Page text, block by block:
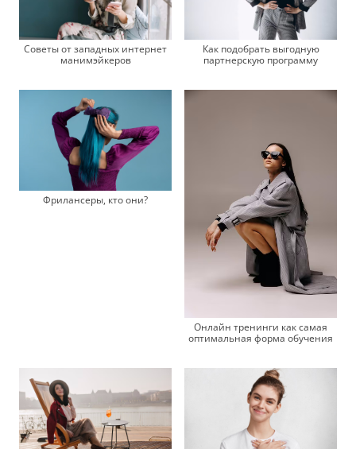
Советы от западных интернет
манимэйкеров
Как подобрать выгодную
партнерскую программу
Фрилансеры, кто они?
Онлайн тренинги как самая
оптимальная форма обучения